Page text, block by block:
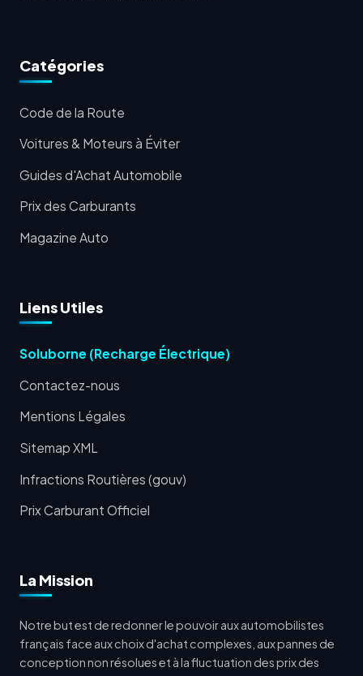
Catégories
Code de la Route
Voitures & Moteurs à Éviter
Guides d'Achat Automobile
Prix des Carburants
Magazine Auto
Liens Utiles
Soluborne (Recharge Électrique)
Contactez-nous
Mentions Légales
Sitemap XML
Infractions Routières (gouv)
Prix Carburant Officiel
La Mission
Notre but est de redonner le pouvoir aux automobilistes
français face aux choix d'achat complexes, aux pannes de
conception non résolues et à la fluctuation des prix des